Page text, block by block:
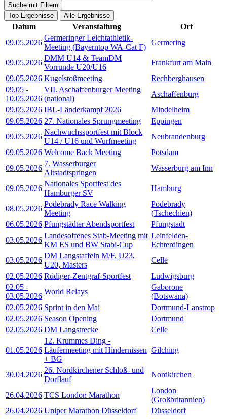
Suche mit Filtern
Top-Ergebnisse
Alle Ergebnisse
Datum Veranstaltung
Ort
09.05.2026
Germeringer Leichtathletik-
Meeting (Bayerntop WA-Cat F)
Germering
09.05.2026
DMM U14 & TeamDM
Vorrunde U20/U16
Frankfurt am Main
09.05.2026 Kugelstoßmeeting
Rechberghausen
09.05 -
10.05.2026
VII. Aschaffenburger Meeting
(national)
Aschaffenburg
09.05.2026 IBL-Länderkampf 2026
Mindelheim
09.05.2026 27. Nationales Sprungmeeting
Eppingen
09.05.2026
Nachwuchssportfest mit Block
U14 / U16 und Wurfmeeting
Neubrandenburg
09.05.2026 Welcome Back Meeting
Potsdam
09.05.2026
7. Wasserburger
Altstadtspringen
Wasserburg am Inn
09.05.2026
Nationales Sportfest des
Hamburger SV
Hamburg
08.05.2026
Podebrady Race Walking
Meeting
Podebrady
(Tschechien)
06.05.2026 Pfungstädter Abendsportfest
Pfungstadt
03.05.2026
Landesoffenes Stab-Meeting mit
KM ES und BW Stabi-Cup
Leinfelden-
Echterdingen
03.05.2026
DM Langstaffeln M/F, U23,
U20, Masters
Celle
02.05.2026 Rüdiger-Zentgraf-Sportfest
Ludwigsburg
02.05 -
03.05.2026
World Relays
Gaborone
(Botswana)
02.05.2026 Sprint in den Mai
Dortmund-Lanstrop
02.05.2026 Season Opening
Dortmund
02.05.2026 DM Langstrecke Celle
01.05.2026
12. Krummes Ding -
Läufermeeting mit Hindernissen
+ BG
Gilching
30.04.2026
26. Nordkirchener Schloß- und
Dorflauf
Nordkirchen
26.04.2026 TCS London Marathon
London
(Großbritannien)
26.04.2026 Uniper Marathon Düsseldorf
Düsseldorf